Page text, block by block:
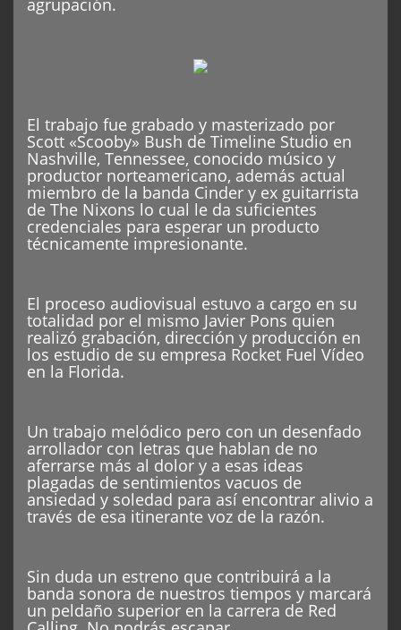
agrupación.
El trabajo fue grabado y masterizado por
Scott «Scooby» Bush de Timeline Studio en
Nashville, Tennessee, conocido músico y
productor norteamericano, además actual
miembro de la banda Cinder y ex guitarrista
de The Nixons lo cual le da suficientes
credenciales para esperar un producto
técnicamente impresionante.
El proceso audiovisual estuvo a cargo en su
totalidad por el mismo Javier Pons quien
realizó grabación, dirección y producción en
los estudio de su empresa Rocket Fuel Vídeo
en la Florida.
Un trabajo melódico pero con un desenfado
arrollador con letras que hablan de no
aferrarse más al dolor y a esas ideas
plagadas de sentimientos vacuos de
ansiedad y soledad para así encontrar alivio a
través de esa itinerante voz de la razón.
Sin duda un estreno que contribuirá a la
banda sonora de nuestros tiempos y marcará
un peldaño superior en la carrera de Red